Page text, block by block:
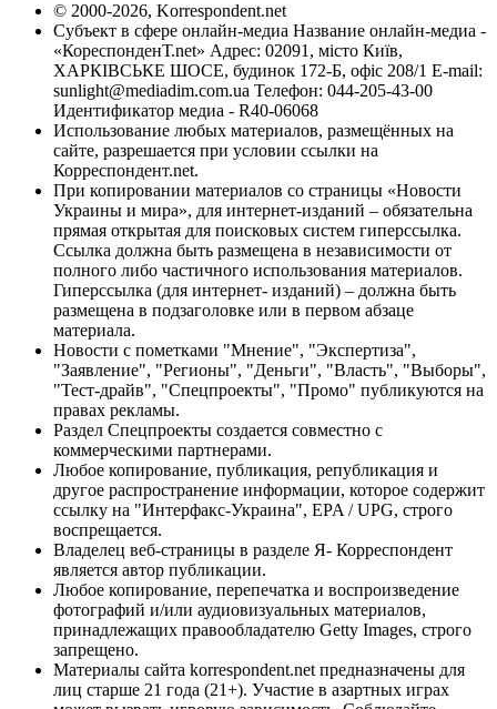
© 2000-2026, Korrespondent.net
Субъект в сфере онлайн-медиа Название онлайн-медиа -
«КореспонденТ.net» Адрес: 02091, місто Київ,
ХАРКІВСЬКЕ ШОСЕ, будинок 172-Б, офіс 208/1 E-mail:
sunlight@mediadim.com.ua Телефон: 044-205-43-00
Идентификатор медиа - R40-06068
Использование любых материалов, размещённых на
сайте, разрешается при условии ссылки на
Корреспондент.net.
При копировании материалов со страницы «Новости
Украины и мира», для интернет-изданий – обязательна
прямая открытая для поисковых систем гиперссылка.
Ссылка должна быть размещена в независимости от
полного либо частичного использования материалов.
Гиперссылка (для интернет- изданий) – должна быть
размещена в подзаголовке или в первом абзаце
материала.
Новости с пометками "Мнение", "Экспертиза",
"Заявление", "Регионы", "Деньги", "Власть", "Выборы",
"Тест-драйв", "Спецпроекты", "Промо" публикуются на
правах рекламы.
Раздел Спецпроекты создается совместно с
коммерческими партнерами.
Любое копирование, публикация, републикация и
другое распространение информации, которое содержит
ссылку на "Интерфакс-Украина", EPA / UPG, строго
воспрещается.
Владелец веб-страницы в разделе Я- Корреспондент
является автор публикации.
Любое копирование, перепечатка и воспроизведение
фотографий и/или аудиовизуальных материалов,
принадлежащих правообладателю Getty Images, строго
запрещено.
Материалы сайта korrespondent.net предназначены для
лиц старше 21 года (21+). Участие в азартных играх